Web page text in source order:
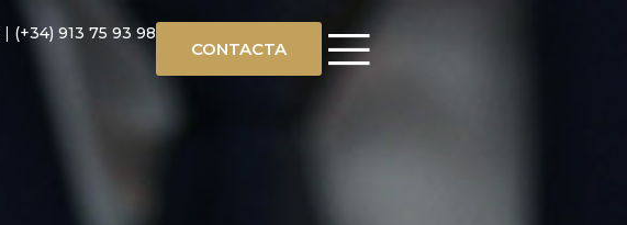
| (+34) 913 75 93 98
CONTACTA